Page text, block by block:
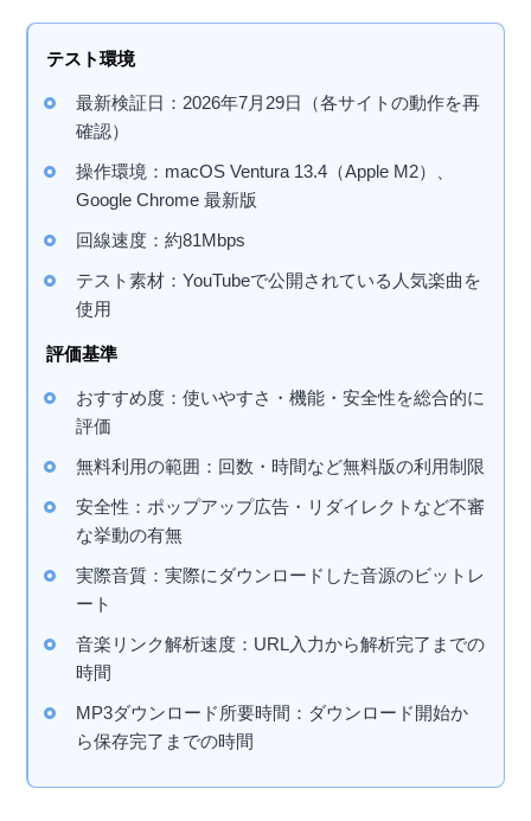
テスト環境
最新検証日：2026年7月29日（各サイトの動作を再
確認）
操作環境：macOS Ventura 13.4（Apple M2）、
Google Chrome 最新版
回線速度：約81Mbps
テスト素材：YouTubeで公開されている人気楽曲を
使用
評価基準
おすすめ度：使いやすさ・機能・安全性を総合的に
評価
無料利用の範囲：回数・時間など無料版の利用制限
安全性：ポップアップ広告・リダイレクトなど不審
な挙動の有無
実際音質：実際にダウンロードした音源のビットレ
ート
音楽リンク解析速度：URL入力から解析完了までの
時間
MP3ダウンロード所要時間：ダウンロード開始か
ら保存完了までの時間